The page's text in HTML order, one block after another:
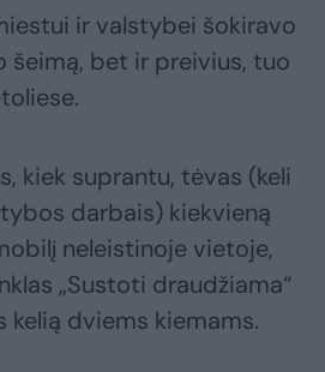
ir valstybei šokiravo
šeimą, bet ir preivius, tuo
kiek suprantu, tėvas (keli
darbais) kiekvieną
neleistinoje vietoje,
„Sustoti draudžiama“
dviems kiemams.